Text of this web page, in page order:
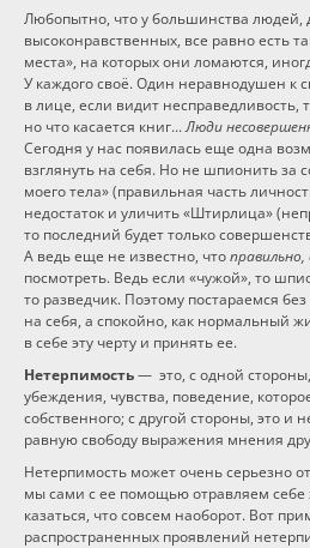
Статьи
Новости
Контакты
Любопытно, что у большинства людей,
высоконравственных, все равно есть
места», на которых они ломаются,
У каждого своё. Один неравнодушен к
в лице, если видит несправедливость,
но что касается книг...Люди
Сегодня у нас появилась еще одна
взглянуть на себя. Но не шпионить за
моего тела» (правильная часть
недостаток и уличить «Штирлица»
то последний будет только
А ведь еще не известно, что
посмотреть. Ведь если «чужой», то
то разведчик. Поэтому постараемся без
на себя, а спокойно, как нормальный
в себе эту черту и принять ее.
Нетерпимость— это, с одной
убеждения, чувства, поведение,
собственного; с другой стороны, это и
равную свободу выражения мнения
Нетерпимость может очень серьезно
мы сами с ее помощью отравляем
казаться, что совсем наоборот. Вот
распространенных проявлений